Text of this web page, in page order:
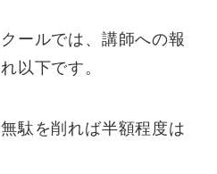
ールでは、講師への報
以下です。
駄を削れば半額程度は